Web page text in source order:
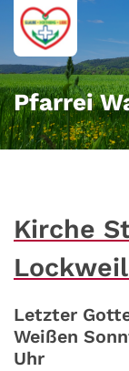
Zum Inhalt
Pfarrei
Kirche
Letzter
Weißen
Uhr